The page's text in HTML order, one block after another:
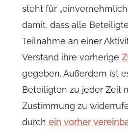
steht für
damit, dass alle
Teilnahme an einer
Verstand ihre vorherige
gegeben. Außerdem ist
Beteiligten zu jeder Zeit
Zustimmung zu
durch ein vorher